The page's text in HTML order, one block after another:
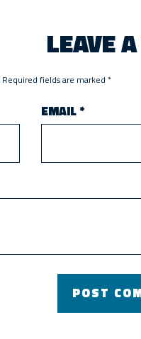
LEAVE
Required fields are marked *
EMAIL*